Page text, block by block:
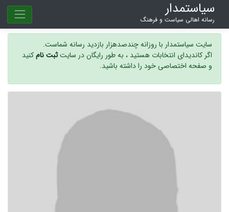
سیاستمدار
رسانه اهالی سیاست و فرهنگ
سایت سیاستمدار با روزانه چندصدهزار بازدید رسانه شماست.
اگر کاندیدای انتخابات هستید ، به طور رایگان در سایتثبت نامکنید
و صفحه اختصاصی خود را داشته باشید.